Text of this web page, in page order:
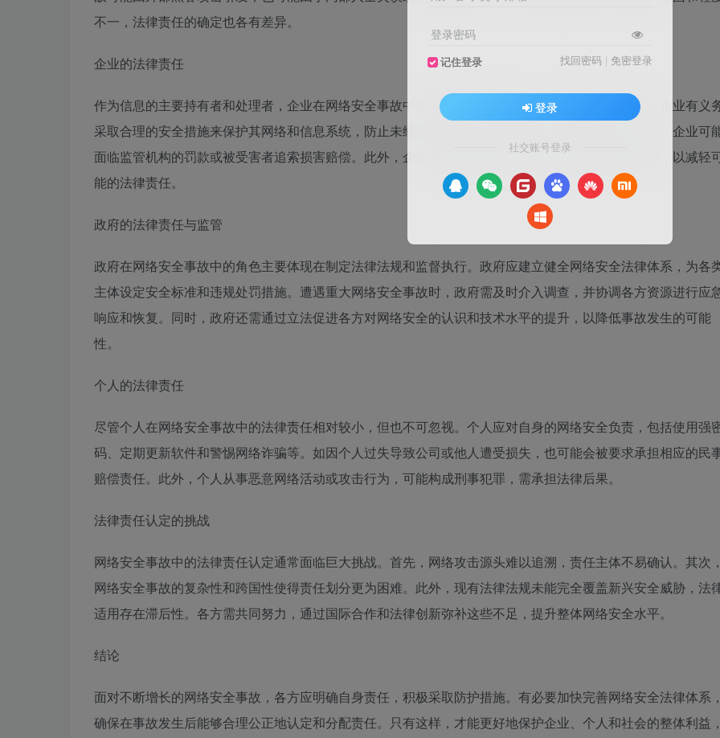
不一，法律责任的确定也各有差异。
企业的法律责任
作为信息的主要持有者和处理者，企业在网络安全事故中负有重要的法律责任。根据相关法律法规，企业有义
采取合理的安全措施来保护其网络和信息系统，防止未经授权的访问和数据泄露。如未尽到这一义务，企业可
面临监管机构的罚款或被受害者追索损害赔偿。此外，企业需及时向相关部门和受影响对象报告事故，以减轻
能的法律责任。
政府的法律责任与监管
政府在网络安全事故中的角色主要体现在制定法律法规和监督执行。政府应建立健全网络安全法律体系，为各
主体设定安全标准和违规处罚措施。遭遇重大网络安全事故时，政府需及时介入调查，并协调各方资源进行应
响应和恢复。同时，政府还需通过立法促进各方对网络安全的认识和技术水平的提升，以降低事故发生的可能
性。
个人的法律责任
尽管个人在网络安全事故中的法律责任相对较小，但也不可忽视。个人应对自身的网络安全负责，包括使用强
码、定期更新软件和警惕网络诈骗等。如因个人过失导致公司或他人遭受损失，也可能会被要求承担相应的民
赔偿责任。此外，个人从事恶意网络活动或攻击行为，可能构成刑事犯罪，需承担法律后果。
法律责任认定的挑战
网络安全事故中的法律责任认定通常面临巨大挑战。首先，网络攻击源头难以追溯，责任主体不易确认。其次
网络安全事故的复杂性和跨国性使得责任划分更为困难。此外，现有法律法规未能完全覆盖新兴安全威胁，法
适用存在滞后性。各方需共同努力，通过国际合作和法律创新弥补这些不足，提升整体网络安全水平。
结论
面对不断增长的网络安全事故，各方应明确自身责任，积极采取防护措施。有必要加快完善网络安全法律体系
确保在事故发生后能够合理公正地认定和分配责任。只有这样，才能更好地保护企业、个人和社会的整体利益
登录密码
记住登录 找回密码 | 免密登录
登录
社交账号登录